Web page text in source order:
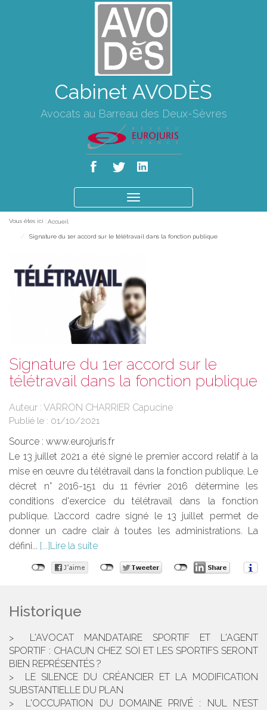
Cabinet AVODÈS
Avocats au Barreau des Deux-Sèvres
le
Vous êtes ici : Accueil
Signature du 1er accord sur le télétravail dans la fonction publique
Signature du 1er accord sur le
télétravail dans la fonction publique
Auteur : VARRON CHARRIER Capucine
Publié le : 01/10/2021
Source : www.eurojuris.fr
Le 13 juillet 2021 a été signé le premier accord relatif à la
mise en œuvre du télétravail dans la fonction publique. Le
décret n° 2016-151 du 11 février 2016 détermine les
conditions d'exercice du télétravail dans la fonction
publique. L’accord cadre signé le 13 juillet permet de
donner un cadre clair à toutes les administrations. La
défini...
Lire la suite
Historique
L'AVOCAT MANDATAIRE SPORTIF ET L'AGENT
SPORTIF : CHACUN CHEZ SOI ET LES SPORTIFS SERONT
BIEN REPRÉSENTÉS ?
LE SILENCE DU CRÉANCIER ET LA MODIFICATION
SUBSTANTIELLE DU PLAN
L'OCCUPATION DU DOMAINE PRIVÉ : NUL N'EST